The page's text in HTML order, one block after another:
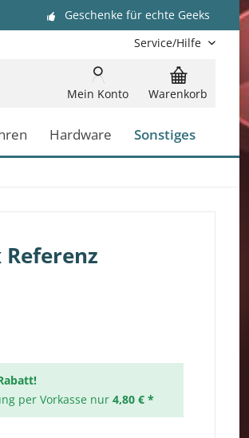
Geschenke für echte Geeks
Service/Hilfe
Warenkorb
Mein Konto
Hardware Sonstiges
per Vorkasse nur 4,80 € *